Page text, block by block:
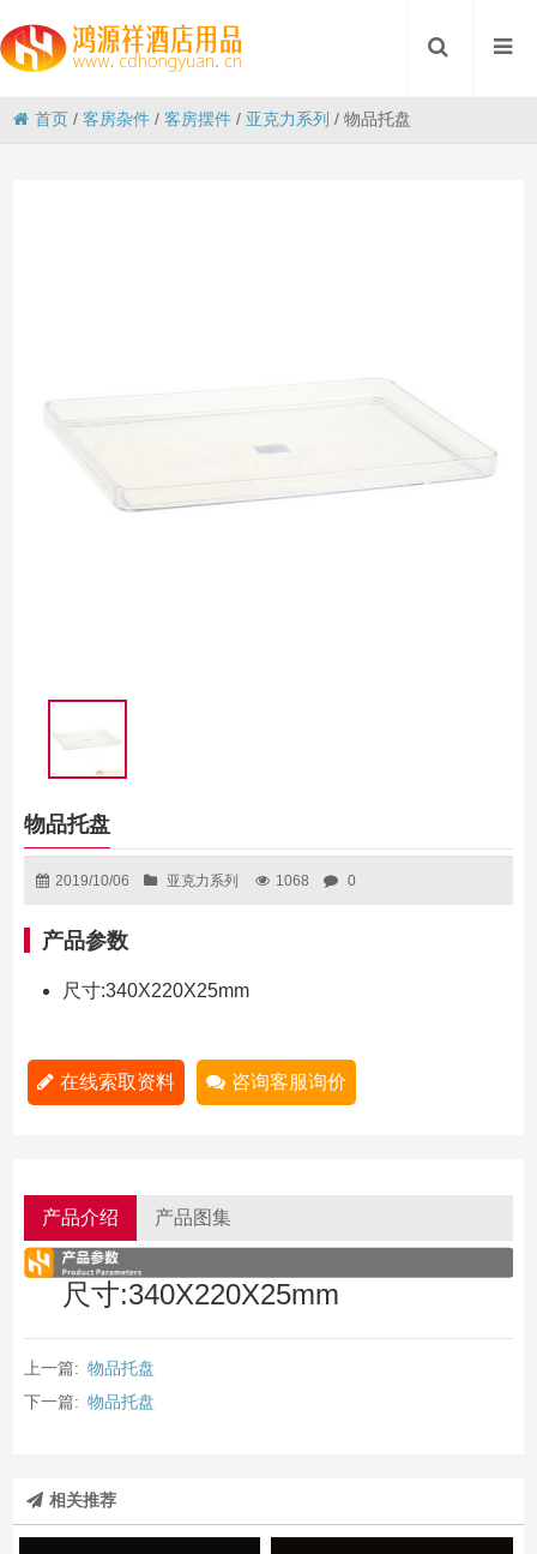
首页 /客房杂件 /客房摆件 / 亚克力系列 /物品托盘
物品托盘
2019/10/06 亚克力系列 1068 0
产品参数
尺寸:340X220X25mm
在线索取资料 咨询客服询价
产品介绍 产品图集
尺寸:340X220X25mm
上一篇: 物品托盘
下一篇: 物品托盘
相关推荐